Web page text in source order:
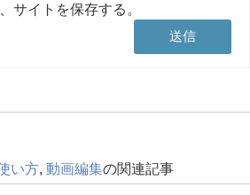
サイトを保存する。
い方, 動画編集の関連記事